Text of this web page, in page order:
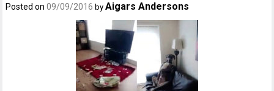
Posted on09/09/2016 byAigars Andersons